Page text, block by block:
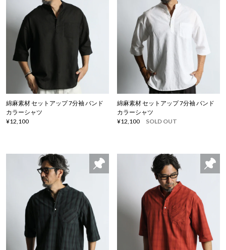
綿麻素材 セットアップ 7分袖 バンド
カラーシャツ
¥12,100
綿麻素材 セットアップ 7分袖 バンド
カラーシャツ
¥12,100
SOLD OUT